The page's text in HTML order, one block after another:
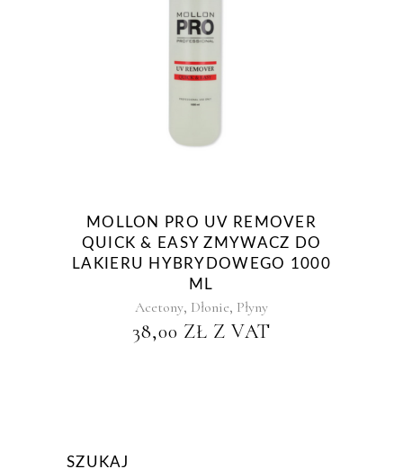
MOLLON PRO UV REMOVER
QUICK & EASY ZMYWACZ DO
LAKIERU HYBRYDOWEGO 1000
ML
Acetony, Dłonie, Płyny
38,00 ZŁ Z VAT
SZUKAJ